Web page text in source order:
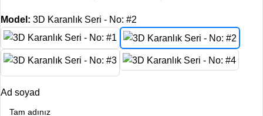
Model: 3D Karanlık Seri - No: #2
Ad soyad